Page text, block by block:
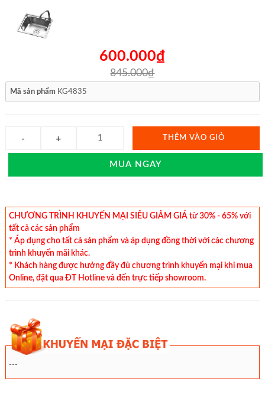
600.000₫
845.000₫
Mã sản phẩm KG4835
THÊM VÀO GIỎ
MUA NGAY
CHƯƠNG TRÌNH KHUYẾN MẠI SIÊU GIẢM GIÁ từ 30% - 65% với
tất cả các sản phẩm
* Áp dụng cho tất cả sản phẩm và áp dụng đồng thời với các chương
trình khuyến mãi khác.
* Khách hàng được hưởng đầy đủ chương trình khuyến mại khi mua
Online, đặt qua ĐT Hotline và đến trực tiếp showroom.
---